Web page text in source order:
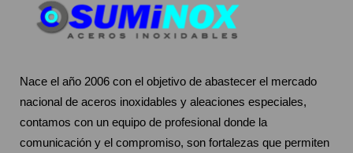
Nace el año 2006 con el objetivo de abastecer el mercado
nacional de aceros inoxidables y aleaciones especiales,
contamos con un equipo de profesional donde la
comunicación y el compromiso, son fortalezas que permiten